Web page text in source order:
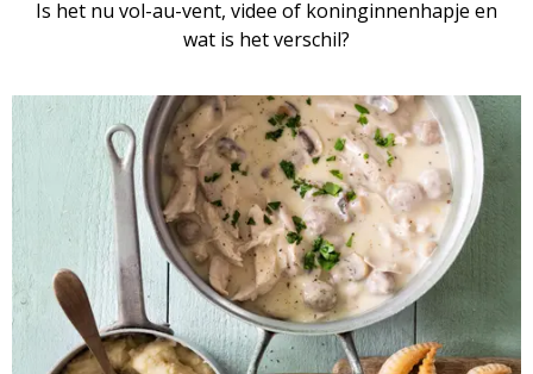
Is het nu vol-au-vent, videe of koninginnenhapje en
wat is het verschil?
ARTIKEL